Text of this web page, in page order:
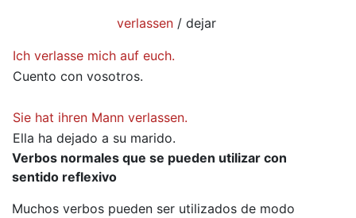
verlassen / dejar
Ich verlasse mich auf euch.
Cuento con vosotros.
Sie hat ihren Mann verlassen.
Ella ha dejado a su marido.
Verbos normales que se pueden utilizar con
sentido reflexivo
Muchos verbos pueden ser utilizados de modo